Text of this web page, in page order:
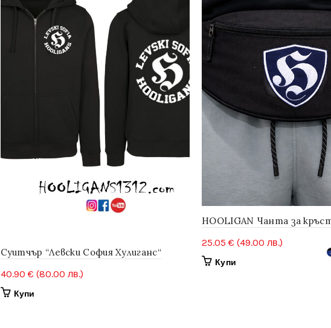
Суитчър “Левски София Хулиганс“
40.90 € (80.00 лв.)
Купи
HOOLIGAN Чанта за
25.05 € (49.00 лв.)
Купи